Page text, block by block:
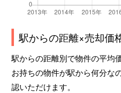
駅からの距離×売却価
駅からの距離別で物件の平均
お持ちの物件が駅から何分な
認いただけます。